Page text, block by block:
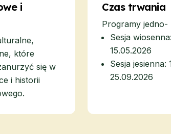
i
które
się w
i historii
Czas trwania
Programy
Sesja
15.05.2026
Sesja jesienna:
25.09.2026